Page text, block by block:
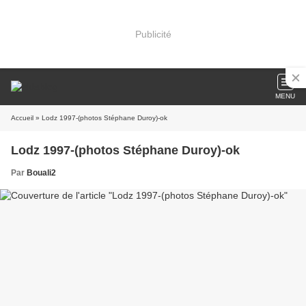
Publicité
MENU
Accueil » Lodz 1997-(photos Stéphane Duroy)-ok
Lodz 1997-(photos Stéphane Duroy)-ok
Par Bouali2